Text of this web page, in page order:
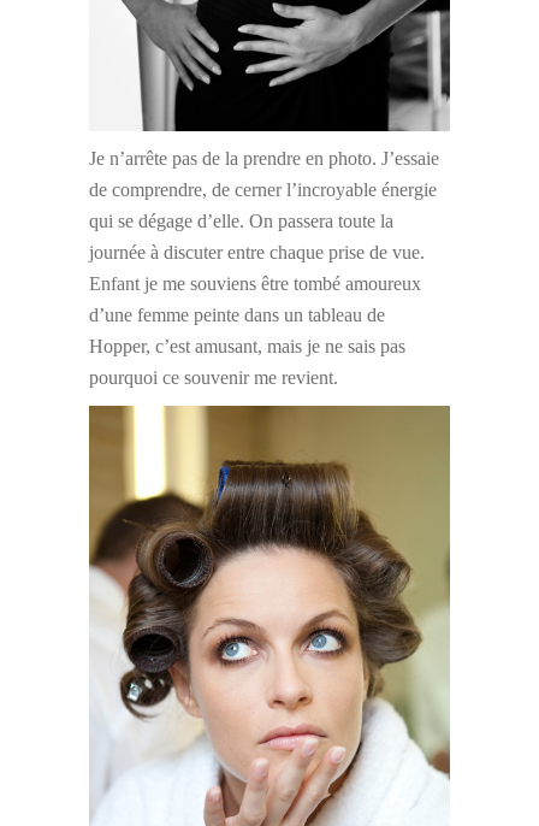
Je n’arrête pas de la prendre en photo. J’essaie
de comprendre, de cerner l’incroyable énergie
qui se dégage d’elle. On passera toute la
journée à discuter entre chaque prise de vue.
Enfant je me souviens être tombé amoureux
d’une femme peinte dans un tableau de
Hopper, c’est amusant, mais je ne sais pas
pourquoi ce souvenir me revient.